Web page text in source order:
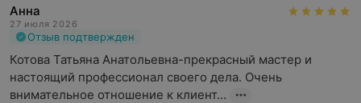
Анна
27 июля 2026
Отзыв подтвержден
Котова Татьяна Анатольевна-прекрасный мастер и
настоящий профессионал своего дела. Очень
внимательное отношение к клиент...